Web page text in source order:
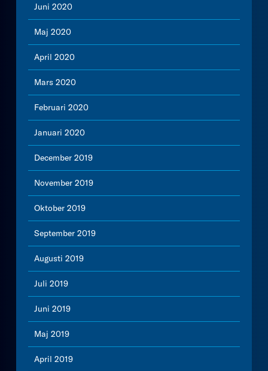
Juni 2020
Maj 2020
April 2020
Mars 2020
Februari 2020
Januari 2020
December 2019
November 2019
Oktober 2019
September 2019
Augusti 2019
Juli 2019
Juni 2019
Maj 2019
April 2019